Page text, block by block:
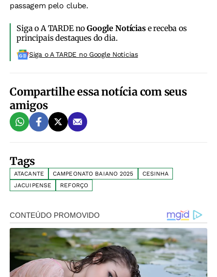
passagem pelo clube.
Siga o A TARDE noGoogle Notíciase receba os
principais destaques do dia.
Siga o A TARDE no Google Noticias
Compartilhe essa notícia com seus
amigos
Tags
ATACANTE CAMPEONATO BAIANO 2025
CESINHA
JACUIPENSE
REFORÇO